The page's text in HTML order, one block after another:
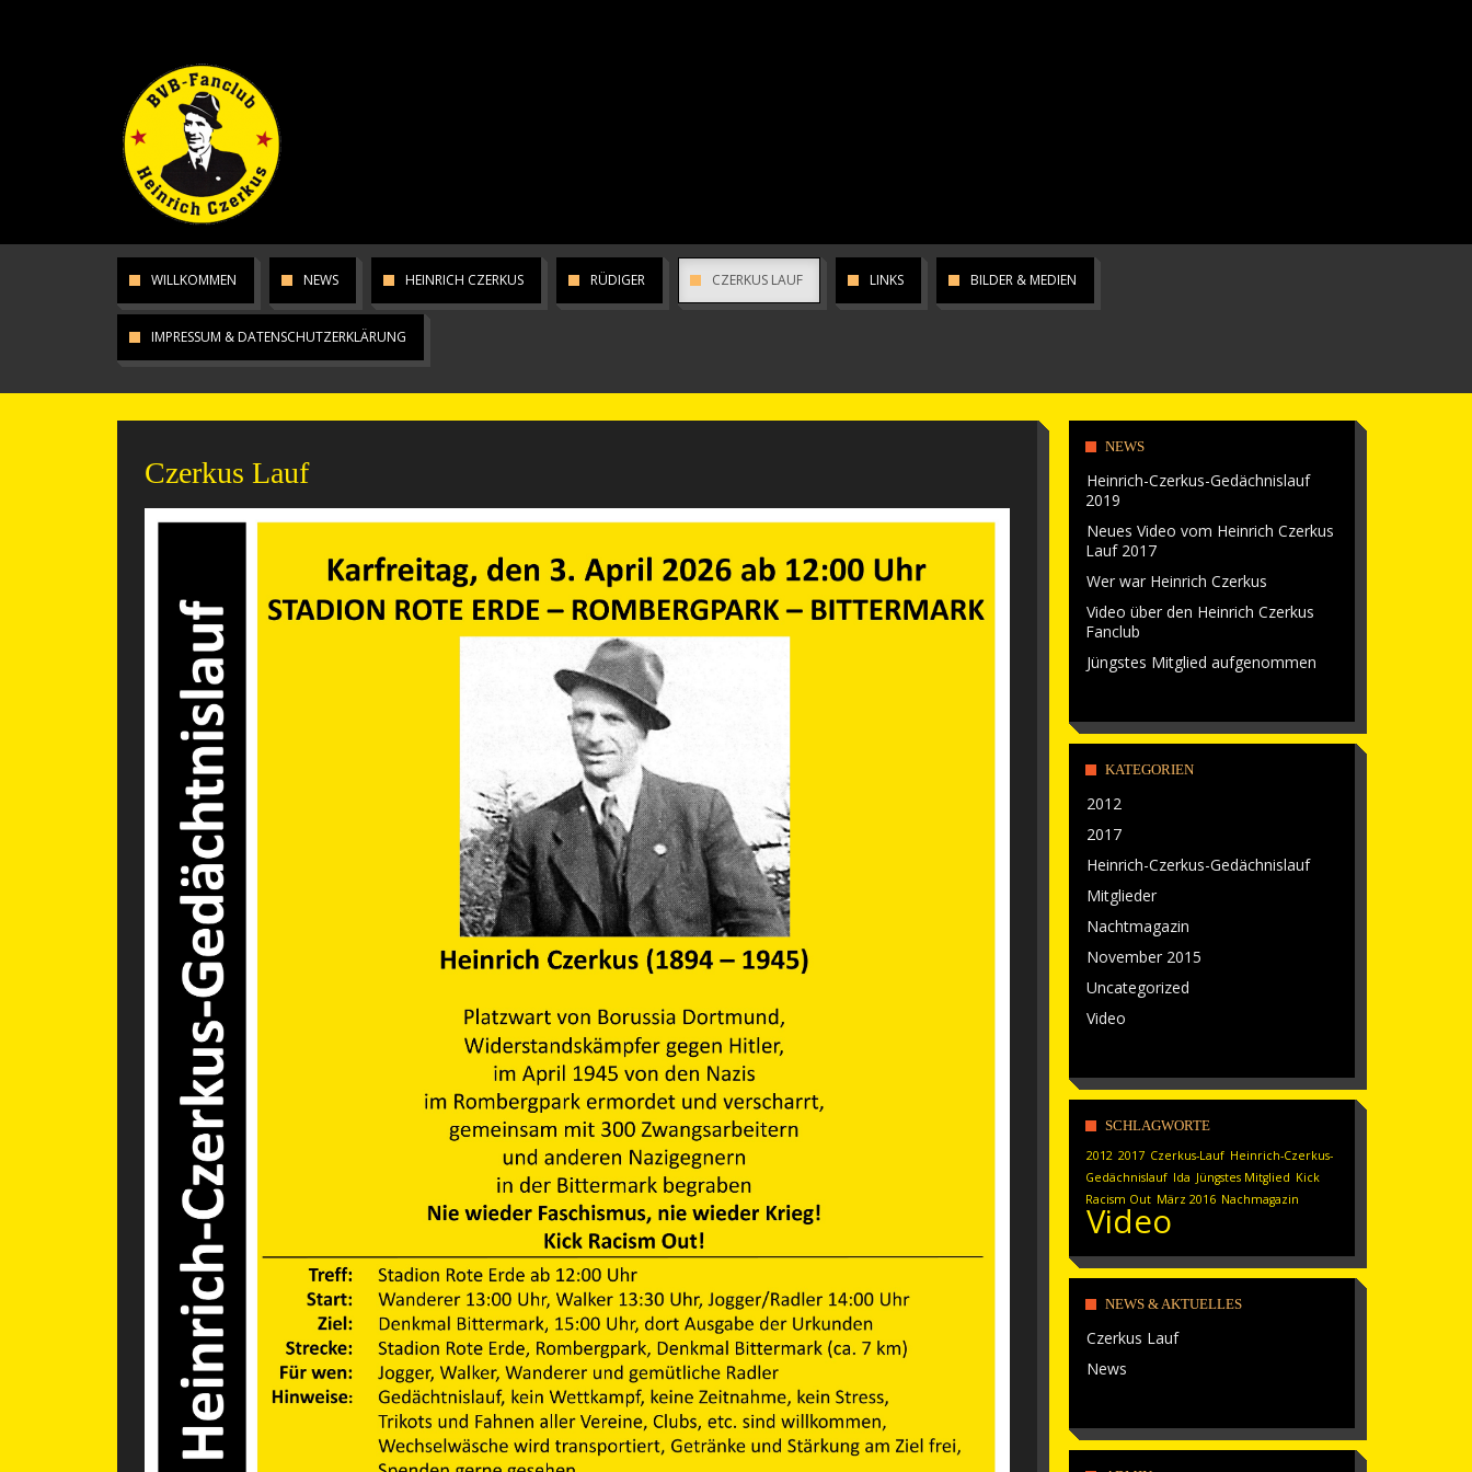
WILLKOMMEN NEWS HEINRICH CZERKUS RÜDIGER CZERKUS LAUF LINKS BILDER & MEDIEN
IMPRESSUM & DATENSCHUTZERKLÄRUNG
Czerkus Lauf
NEWS
Heinrich-Czerkus-Gedächnislauf
2019
Neues Video vom Heinrich Czerkus
Lauf 2017
Wer war Heinrich Czerkus
Video über den Heinrich Czerkus
Fanclub
Jüngstes Mitglied aufgenommen
KATEGORIEN
2012
2017
Heinrich-Czerkus-Gedächnislauf
Mitglieder
Nachtmagazin
November 2015
Uncategorized
Video
SCHLAGWORTE
2012 2017 Czerkus-Lauf Heinrich-Czerkus-
Gedächnislauf Ida Jüngstes Mitglied Kick
Racism Out März 2016 Nachmagazin
Video
NEWS & AKTUELLES
Czerkus Lauf
News